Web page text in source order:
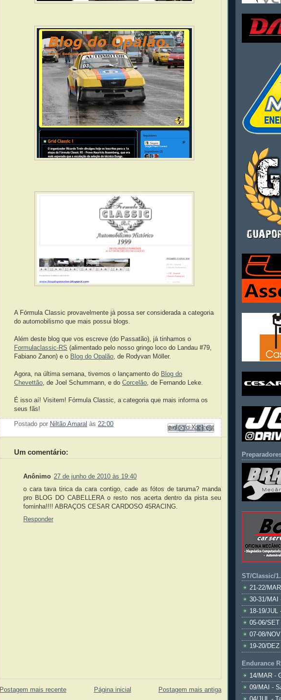
A Fórmula Classic provavelmente já possa ser considerada a categoria
do automobilismo que mais possui blogs.
Além deste blog que vos escreve (do Passatão), já tinhamos o
Formulaclassic-RS (alimentado pelo nosso gringo loco do Landau #79,
Fabiano Zanon) e o Blog do Opalão , de Rodyvan Möller.
Agora, na última semana, tivemos o lançamento do Blog do
Chevettão , de Joel Schummann, e do Corcelão , de Fernando Leke.
É isso aí! Visitem! Fórmula Classic, a categoria que mais informa os
seus fãs!
Postado por Niltão Amaral às 22:00 Enviar por e-mail
Postar no blog!
Compartilhar no X
Compartilhar no Facebook
Compartilhar com o Pinterest
Um comentário:
Anônimo 27 de junho de 2010 às 19:40
o cara tava tirica da cara contigo, cade as fótos de taruma? manda
pro BLOG DO CABELLERA o resto nos acerta dentro da pista seu
fominha!!!! ABRAÇOS CESAR CARDOSO 45RACING.
Responder
Postagem mais recente Postagem mais antiga
Página inicial
ST/Classic/
21-22/
30-31/MAI
18-19/JUL
05-06/
07-08/
19-20/
Endurance
14/MAR -
09/MAI -